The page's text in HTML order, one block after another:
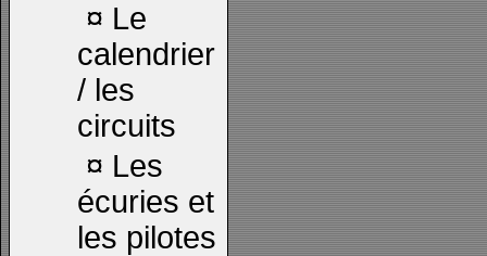
¤ Le
calendrier
/ les
circuits
¤ Les
écuries et
les pilotes